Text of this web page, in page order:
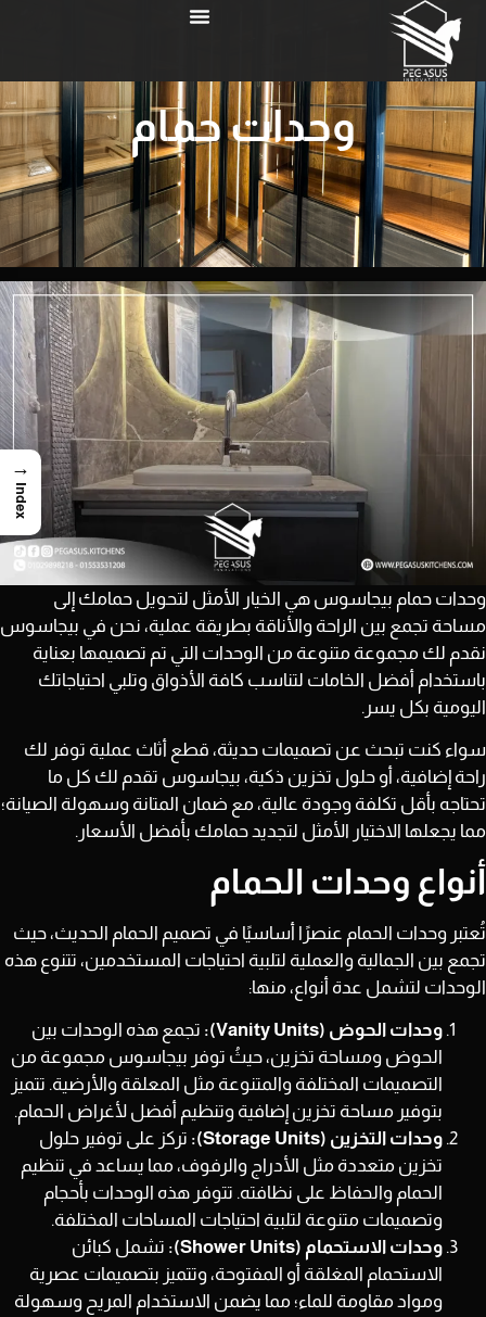
وحدات حمام
وحدات حمام بيجاسوس هي الخيار الأمثل لتحويل حمامك إلى
مساحة تجمع بين الراحة والأناقة بطريقة عملية، نحن في بيجاسوس
نقدم لك مجموعة متنوعة من الوحدات التي تم تصميمها بعناية
باستخدام أفضل الخامات لتناسب كافة الأذواق وتلبي احتياجاتك
اليومية بكل يسر.
سواء كنت تبحث عن تصميمات حديثة، قطع أثاث عملية توفر لك
راحة إضافية، أو حلول تخزين ذكية، بيجاسوس تقدم لك كل ما
تحتاجه بأقل تكلفة وجودة عالية، مع ضمان المتانة وسهولة الصيانة؛
مما يجعلها الاختيار الأمثل لتجديد حمامك بأفضل الأسعار.
أنواع وحدات الحمام
​تُعتبر وحدات الحمام عنصرًا أساسيًا في تصميم الحمام الحديث، حيث
تجمع بين الجمالية والعملية لتلبية احتياجات المستخدمين، تتنوع هذه
الوحدات لتشمل عدة أنواع، منها:​
وحدات الحوض (Vanity Units):
تجمع هذه الوحدات بين
الحوض ومساحة تخزين، حيثُ توفر بيجاسوس مجموعة من
التصميمات المختلفة والمتنوعة مثل المعلقة والأرضية. تتميز
بتوفير مساحة تخزين إضافية وتنظيم أفضل لأغراض الحمام.
وحدات التخزين (Storage Units):
تركز على توفير حلول
تخزين متعددة مثل الأدراج والرفوف، مما يساعد في تنظيم
الحمام والحفاظ على نظافته. تتوفر هذه الوحدات بأحجام
وتصميمات متنوعة لتلبية احتياجات المساحات المختلفة.
وحدات الاستحمام (Shower Units):
تشمل كبائن
الاستحمام المغلقة أو المفتوحة، وتتميز بتصميمات عصرية
ومواد مقاومة للماء؛ مما يضمن الاستخدام المريح وسهولة
→
Index